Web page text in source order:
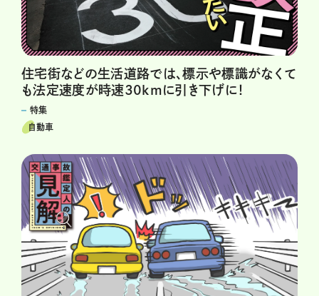
住宅街などの生活道路では、標示や標識がなくて
も法定速度が時速30kmに引き下げに！
特集
自動車